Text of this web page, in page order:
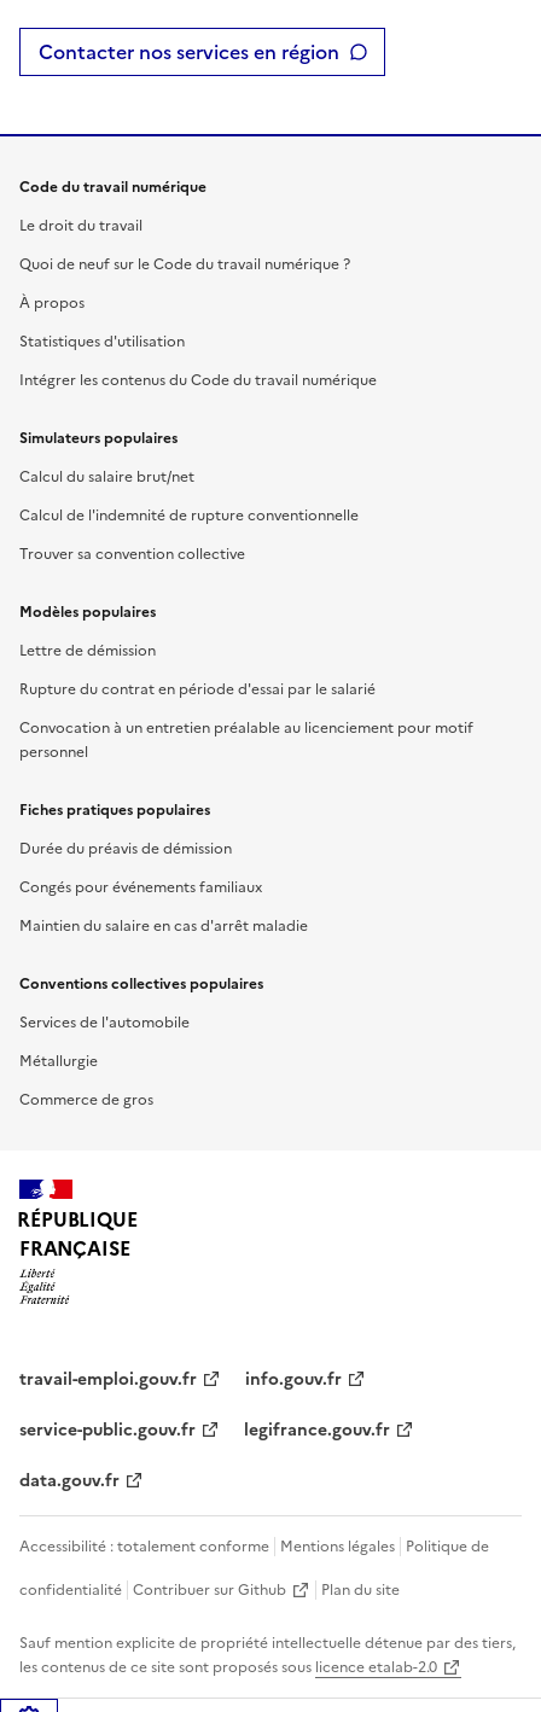
Contacter nos services en région
Code du travail numérique
Le droit du travail
Quoi de neuf sur le Code du travail numérique ?
À propos
Statistiques d'utilisation
Intégrer les contenus du Code du travail numérique
Simulateurs populaires
Calcul du salaire brut/net
Calcul de l'indemnité de rupture conventionnelle
Trouver sa convention collective
Modèles populaires
Lettre de démission
Rupture du contrat en période d'essai par le salarié
Convocation à un entretien préalable au licenciement pour motif
personnel
Fiches pratiques populaires
Durée du préavis de démission
Congés pour événements familiaux
Maintien du salaire en cas d'arrêt maladie
Conventions collectives populaires
Services de l'automobile
Métallurgie
Commerce de gros
RÉPUBLIQUE
FRANÇAISE
travail-emploi.gouv.fr
info.gouv.fr
service-public.gouv.fr
legifrance.gouv.fr
data.gouv.fr
Accessibilité : totalement conforme Mentions légales Politique de
confidentialité Contribuer sur Github Plan du site
Sauf mention explicite de propriété intellectuelle détenue par des tiers,
les contenus de ce site sont proposés sous licence etalab-2.0